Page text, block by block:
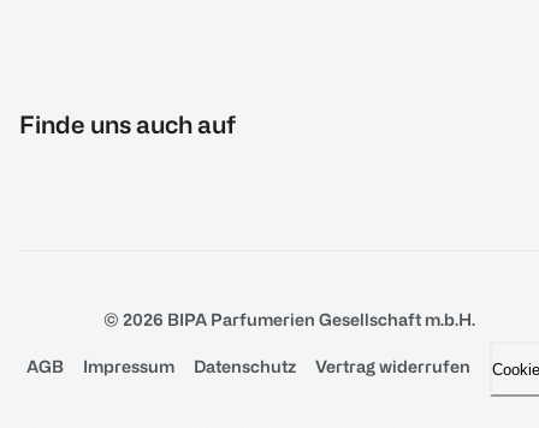
Finde uns auch auf
© 2026 BIPA Parfumerien Gesellschaft m.b.H.
AGB Impressum Datenschutz Vertrag widerrufen